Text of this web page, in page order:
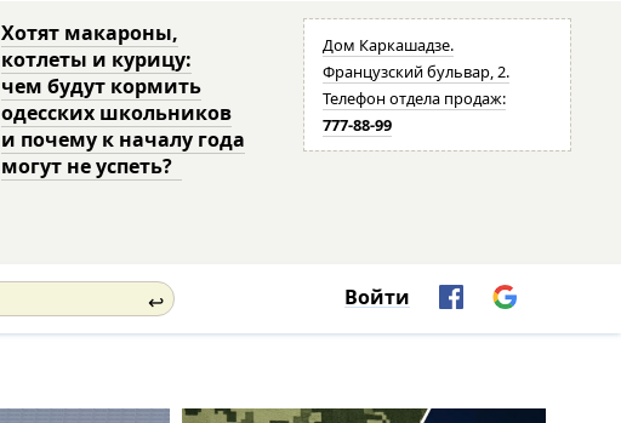
Хотят макароны,
котлеты и курицу:
чем будут кормить
одесских школьников
и почему к началу года
могут не успеть?
Дом Каркашадзе.
Французский бульвар, 2.
Телефон отдела продаж:
777-88-99
↩ Войти